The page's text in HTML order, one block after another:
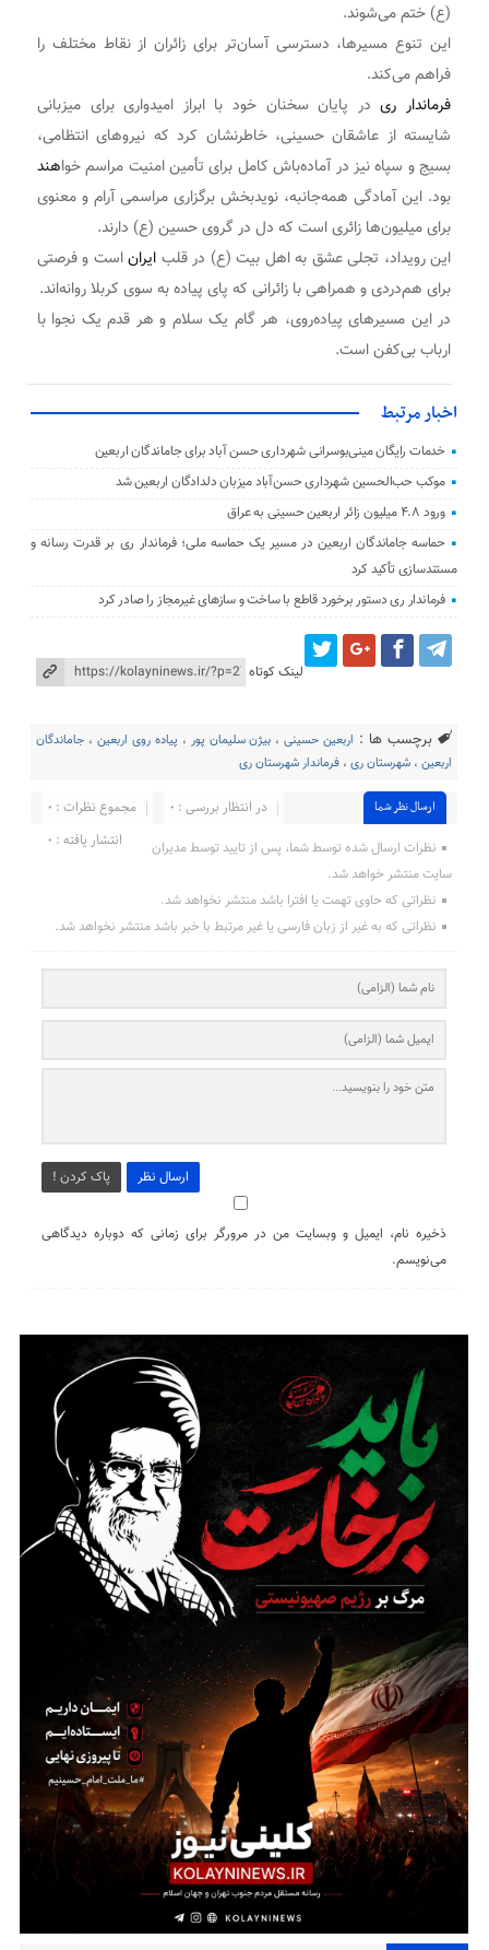
(ع) ختم می‌شوند.
این تنوع مسیرها، دسترسی آسان‌تر برای زائران از نقاط مختلف را
فراهم می‌کند.
فرماندار ریدر پایان سخنان خود با ابراز امیدواری برای میزبانی
شایسته از عاشقان حسینی، خاطرنشان کرد که نیروهای انتظامی،
بسیج و سپاه نیز در آماده‌باش کامل برای تأمین امنیت مراسم خواهند
بود. این آمادگی همه‌جانبه، نویدبخش برگزاری مراسمی آرام و معنوی
برای میلیون‌ها زائری است که دل در گروی حسین (ع) دارند.
این رویداد، تجلی عشق به اهل بیت (ع) در قلب ایراناست و فرصتی
برای هم‌دردی و همراهی با زائرانی که پای پیاده به سوی کربلا روانه‌اند.
در این مسیرهای پیاده‌روی، هر گام یک سلام و هر قدم یک نجوا با
ارباب بی‌کفن است.
اخبار مرتبط
خدمات رایگان مینی‌بوسرانی شهرداری حسن‌ آباد برای جاماندگان اربعین
موکب حب‌الحسین شهرداری حسن‌آباد میزبان دلدادگان اربعین شد
ورود ۴.۸ میلیون زائر اربعین حسینی به عراق
حماسه جاماندگان اربعین در مسیر یک حماسه ملی؛ فرماندار ری بر قدرت رسانه و
مستندسازی تأکید کرد
فرماندار ری دستور برخورد قاطع با ساخت‌ و سازهای غیرمجاز را صادر کرد
لینک کوتاه
برچسب ها : اربعین حسینی، بیژن سلیمان پور ، پیاده روی اربعین، جاماندگان
اربعین ،شهرستان ری ،فرماندار شهرستان ری
ارسال نظر شما مجموع نظرات : 0
در انتظار بررسی : 0
انتشار یافته : ۰
نظرات ارسال شده توسط شما، پس از تایید توسط مدیران
سایت منتشر خواهد شد.
نظراتی که حاوی تهمت یا افترا باشد منتشر نخواهد شد.
نظراتی که به غیر از زبان فارسی یا غیر مرتبط با خبر باشد منتشر نخواهد شد.
ارسال نظر پاک کردن !
ذخیره نام، ایمیل و وبسایت من در مرورگر برای زمانی که دوباره دیدگاهی
می‌نویسم.